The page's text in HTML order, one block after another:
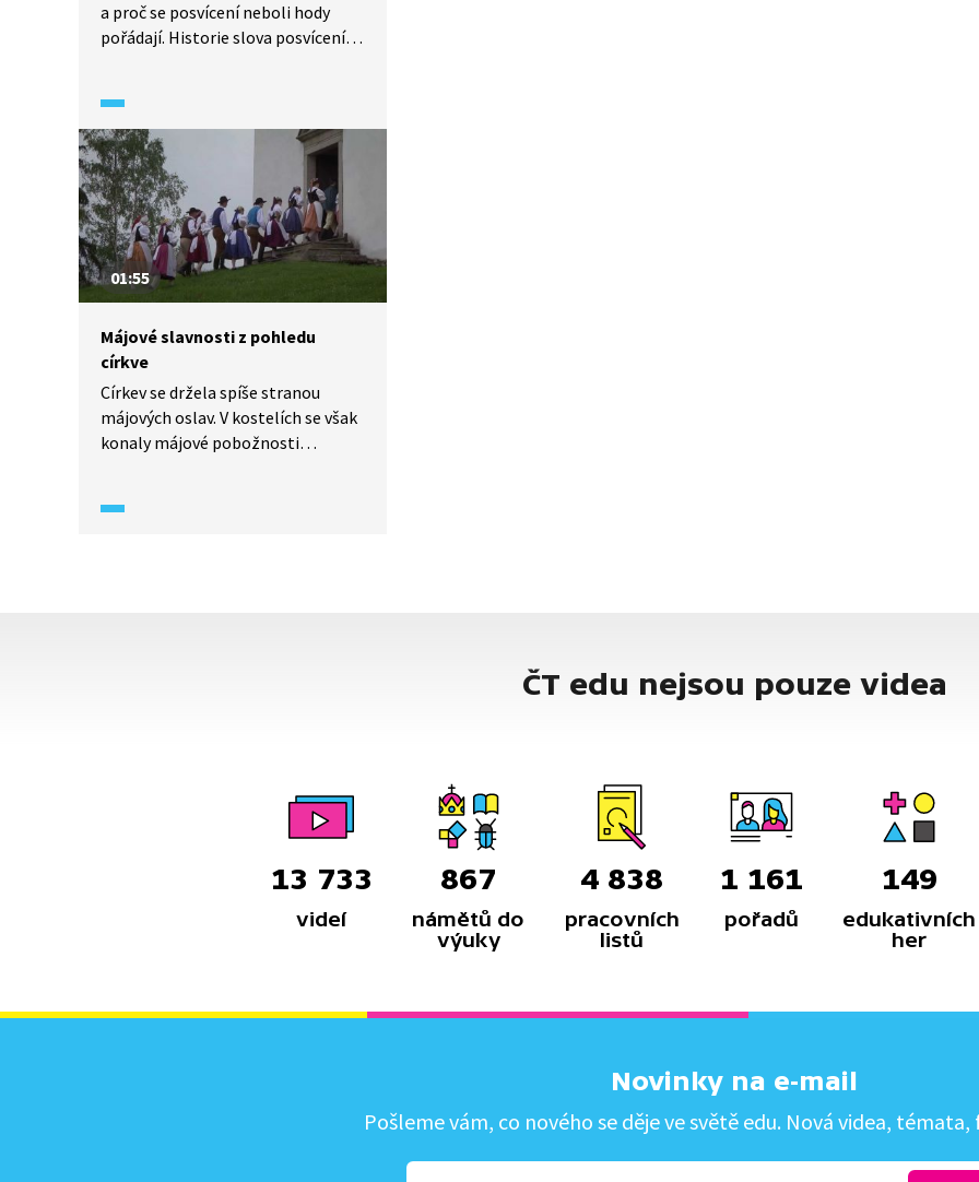
a proč se posvícení neboli hody
pořádají. Historie slova posvícení
na způsobu výkladu.
01:55
Májové slavnosti z pohledu
církve
Církev se držela spíše stranou
májových oslav. V kostelích se však
konaly májové pobožnosti
vysvětluje také, kde se vzalo rčení
ČT edu nejsou pouze videa
13 733
videí
867
námětů do
výuky
4 838
pracovních
listů
1 161
pořadů
149
edukativních
her
Novinky na e-mail
Pošleme vám, co nového se děje ve světě edu. Nová videa, témata,